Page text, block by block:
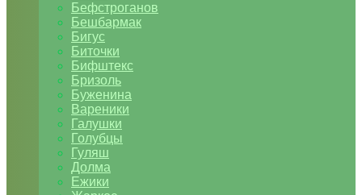
Бефстроганов
Бешбармак
Бигус
Биточки
Бифштекс
Бризоль
Буженина
Вареники
Галушки
Голубцы
Гуляш
Долма
Ежики